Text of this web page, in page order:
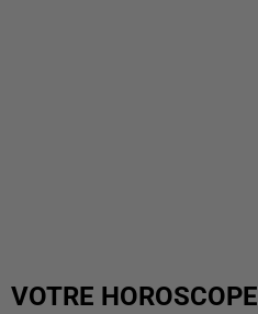
VOTRE HOROSCOPE